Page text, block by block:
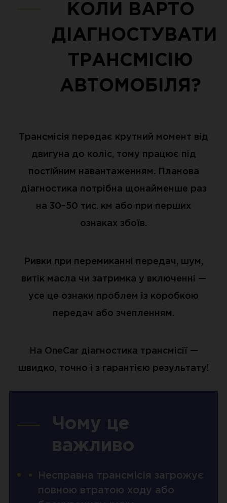
КОЛИ ВАРТО
ДІАГНОСТУВАТИ
ТРАНСМІСІЮ
АВТОМОБІЛЯ?
Трансмісія передає крутний момент від
двигуна до коліс, тому працює під
постійним навантаженням. Планова
діагностика потрібна щонайменше раз
на 30–50 тис. км або при перших
ознаках збоїв.
Ривки при перемиканні передач, шум,
витік масла чи затримка у включенні —
усе це ознаки проблем із коробкою
передач або зчепленням.
На OneCar діагностика трансмісії —
швидко, точно і з гарантією результату!
Чому це
важливо
Несправна трансмісія загрожує
повною втратою ходу або